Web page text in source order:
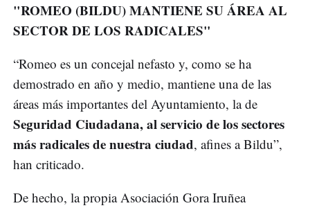
"ROMEO (BILDU) MANTIENE SU ÁREA AL
SECTOR DE LOS RADICALES"
“Romeo es un concejal nefasto y, como se ha
demostrado en año y medio, mantiene una de las
áreas más importantes del Ayuntamiento, la de
Seguridad Ciudadana, al servicio de los sectores
más radicales de nuestra ciudad, afines a Bildu”,
han criticado.
De hecho, la propia Asociación Gora Iruñea